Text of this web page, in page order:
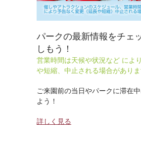
パークの最新情報をチェ
しもう！
営業時間は天候や状況など によ
や短縮、中止される場合がありま
ご来園前の当日やパークに滞在
よう！
詳しく見る